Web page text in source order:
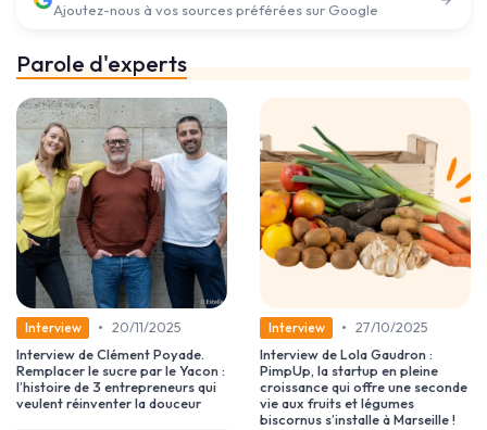
Ajoutez-nous à vos sources préférées sur Google
Parole d'experts
Interview • 20/11/2025
Interview de Clément Poyade.
Remplacer le sucre par le Yacon :
l’histoire de 3 entrepreneurs qui
veulent réinventer la douceur
Interview • 27/10/2025
Interview de Lola Gaudron :
PimpUp, la startup en pleine
croissance qui offre une seconde
vie aux fruits et légumes
biscornus s’installe à Marseille !